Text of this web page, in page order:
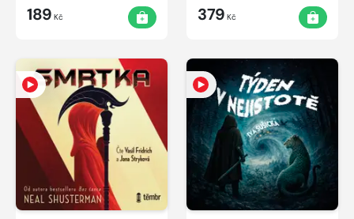
189 Kč 379 Kč